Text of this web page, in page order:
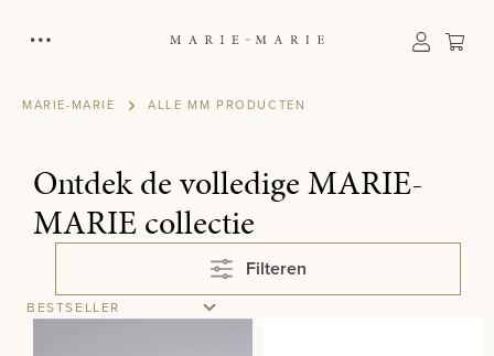
MARIE-MARIE ALLE MM PRODUCTEN
Ontdek de volledige MARIE-
MARIE collectie
Filteren